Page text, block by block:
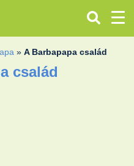
»A Barbapapa család
család